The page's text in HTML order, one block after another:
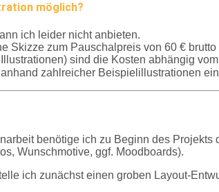
möglich?
ich leider nicht anbieten.
Skizze zum Pauschalpreis von 60 € brutto
sind die Kosten abhängig
zahlreicher Beispielillustrationen
benötige ich zu Beginn des
Wunschmotive, ggf. Moodboards).
ich zunächst einen groben Layout-